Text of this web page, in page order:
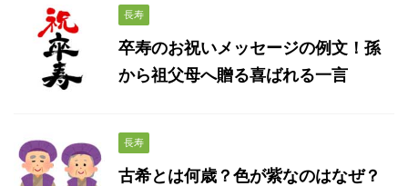
長寿
卒寿のお祝いメッセージの例文！孫
から祖父母へ贈る喜ばれる一言
長寿
古希とは何歳？色が紫なのはなぜ？